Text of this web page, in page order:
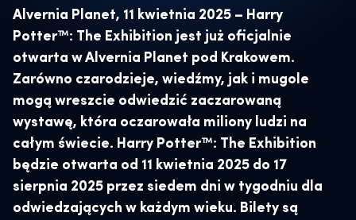
Alvernia Planet, 11 kwietnia 2025 – Harry
Potter™: The Exhibition jest już oficjalnie
otwarta w Alvernia Planet pod Krakowem.
Zarówno czarodzieje, wiedźmy, jak i mugole
mogą wreszcie odwiedzić zaczarowaną
wystawę, która oczarowała miliony ludzi na
całym świecie. Harry Potter™: The Exhibition
będzie otwarta od 11 kwietnia 2025 do 17
sierpnia 2025 przez siedem dni w tygodniu dla
odwiedzających w każdym wieku. Bilety są